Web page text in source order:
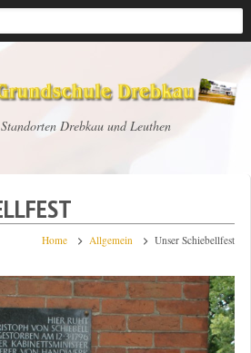
Drebkau und Leuthen
Home Allgemein Unser Schiebellfest